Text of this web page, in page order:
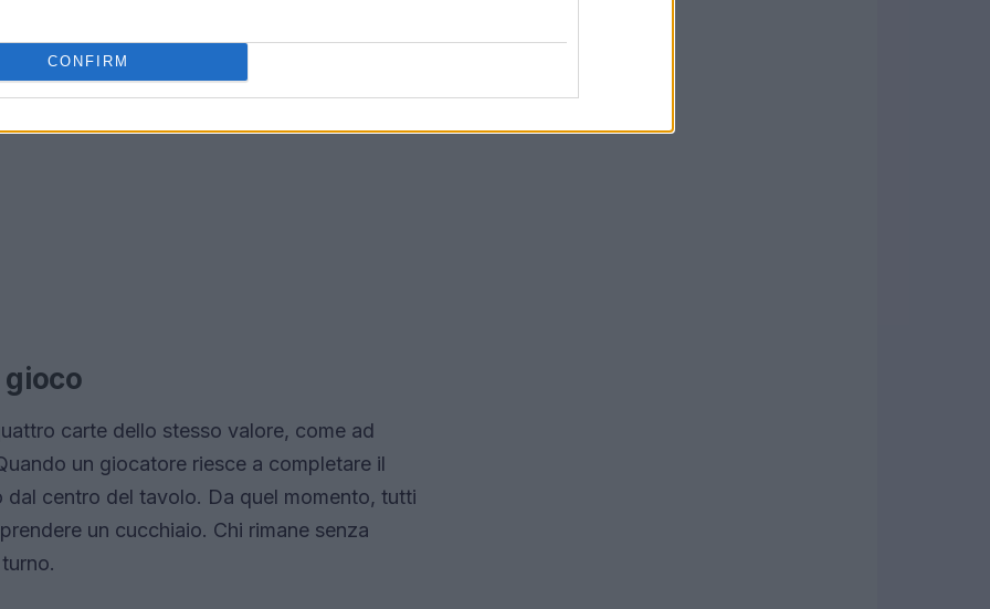
CONFIRM
carte dello stesso valore, come ad
un giocatore riesce a completare il
centro del tavolo. Da quel momento, tutti
un cucchiaio. Chi rimane senza